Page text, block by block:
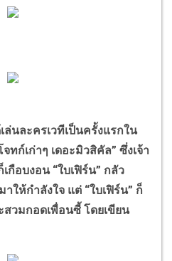
ละครเวทีเป็นครั้งแรกใน
ทก์เก่าๆ เดอะมิวสิคัล” ซึ่งเจ้า
กือบงอน “ใบเฟิร์น” กลัว
ให้กำลังใจ แต่ “ใบเฟิร์น” ก็
วมกอดเพื่อนซี้ โดยเขียน